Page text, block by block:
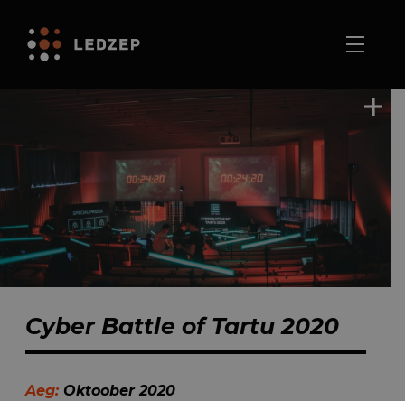
Cyber Battle of Tartu 2020
Aeg: Oktoober 2020